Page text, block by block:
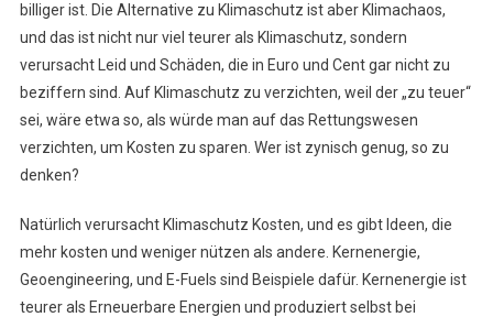
billiger ist. Die Alternative zu Klimaschutz ist aber Klimachaos,
und das ist nicht nur viel teurer als Klimaschutz, sondern
verursacht Leid und Schäden, die in Euro und Cent gar nicht zu
beziffern sind. Auf Klimaschutz zu verzichten, weil der „zu teuer“
sei, wäre etwa so, als würde man auf das Rettungswesen
verzichten, um Kosten zu sparen. Wer ist zynisch genug, so zu
denken?
Natürlich verursacht Klimaschutz Kosten, und es gibt Ideen, die
mehr kosten und weniger nützen als andere. Kernenergie,
Geoengineering, und E-Fuels sind Beispiele dafür. Kernenergie ist
teurer als Erneuerbare Energien und produziert selbst bei